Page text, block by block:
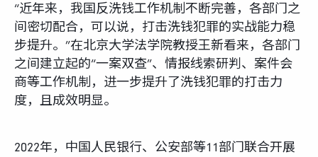
“近年来，我国反洗钱工作机制不断完善，各部门之
间密切配合，可以说，打击洗钱犯罪的实战能力稳
步提升。”在北京大学法学院教授王新看来，各部门
之间建立起的“一案双查”、情报线索研判、案件会
商等工作机制，进一步提升了洗钱犯罪的打击力
度，且成效明显。
2022年，中国人民银行、公安部等11部门联合开展